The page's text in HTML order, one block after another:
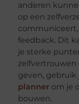
anderen
op een
communiceert,
feedback. Dit
je sterke
zelfvertrouwen
geven, gebruik
planner om je
bouwen.